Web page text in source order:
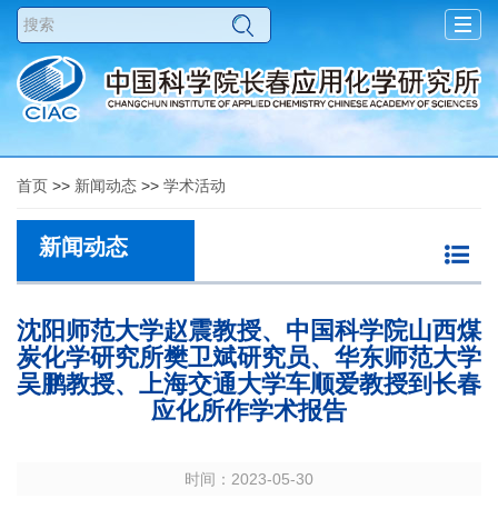
首页 >> 新闻动态 >> 学术活动
新闻动态
沈阳师范大学赵震教授、中国科学院山西煤
炭化学研究所樊卫斌研究员、华东师范大学
吴鹏教授、上海交通大学车顺爱教授到长春
应化所作学术报告
时间：2023-05-30